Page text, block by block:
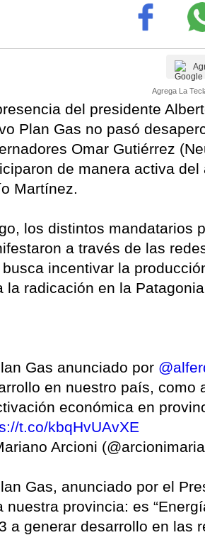
Agrega La
del presidente
Plan Gas no pasó
Omar Gutiérrez
de manera activa
Martínez.
los distintos mandatarios
a través de las
incentivar la
la radicación en la
Gas anunciado por
en nuestro país, como
económica en
t.co/kbqHvUAvXE
Arcioni
Gas, anunciado por el
nuestra provincia: es
a generar desarrollo en las